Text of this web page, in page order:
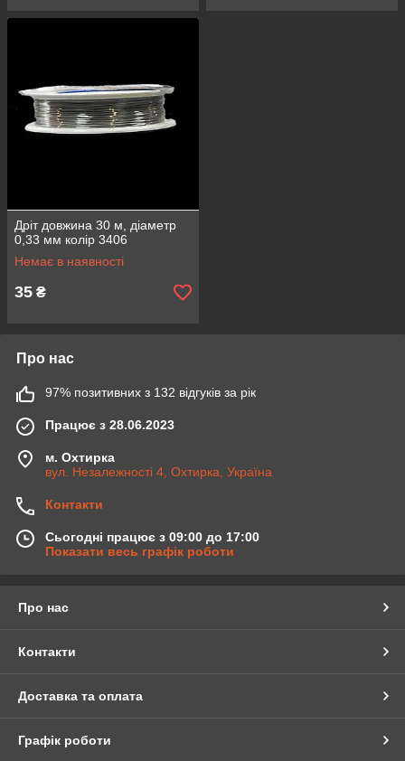
Дріт довжина 30 м, діаметр
0,33 мм колір 3406
Немає в наявності
35 ₴
Про нас
97% позитивних з 132 відгуків за рік
Працює з 28.06.2023
м. Охтирка
вул. Незалежності 4, Охтирка, Україна
Контакти
Сьогодні працює з 09:00 до 17:00
Показати весь графік роботи
Про нас
Контакти
Доставка та оплата
Графік роботи